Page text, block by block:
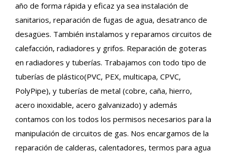
año de forma rápida y eficaz ya sea instalación de
sanitarios, reparación de fugas de agua, desatranco de
desagües. También instalamos y reparamos circuitos de
calefacción, radiadores y grifos. Reparación de goteras
en radiadores y tuberías. Trabajamos con todo tipo de
tuberías de plástico(PVC, PEX, multicapa, CPVC,
PolyPipe), y tuberías de metal (cobre, caña, hierro,
acero inoxidable, acero galvanizado) y además
contamos con los todos los permisos necesarios para la
manipulación de circuitos de gas. Nos encargamos de la
reparación de calderas, calentadores, termos para agua